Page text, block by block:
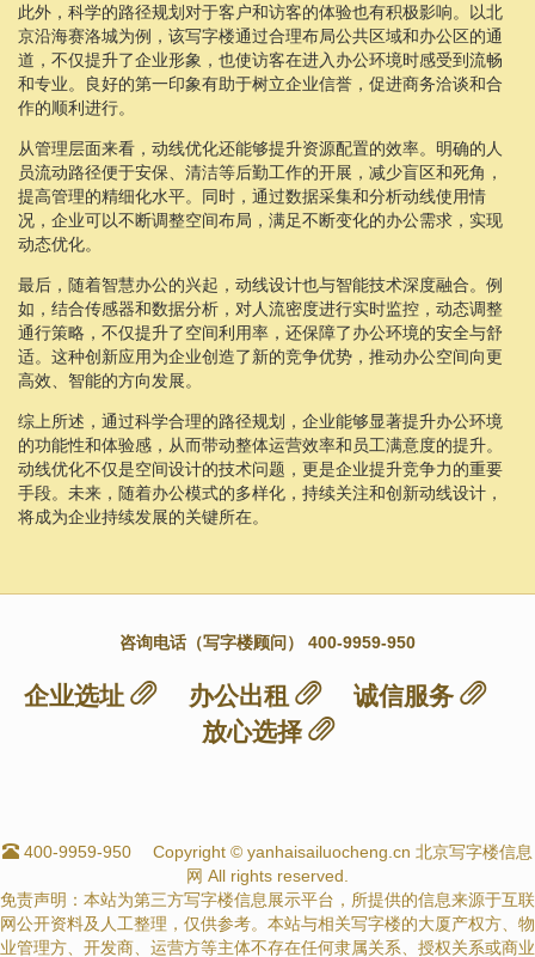
此外，科学的路径规划对于客户和访客的体验也有积极影响。以北
京沿海赛洛城为例，该写字楼通过合理布局公共区域和办公区的通
道，不仅提升了企业形象，也使访客在进入办公环境时感受到流畅
和专业。良好的第一印象有助于树立企业信誉，促进商务洽谈和合
作的顺利进行。
从管理层面来看，动线优化还能够提升资源配置的效率。明确的人
员流动路径便于安保、清洁等后勤工作的开展，减少盲区和死角，
提高管理的精细化水平。同时，通过数据采集和分析动线使用情
况，企业可以不断调整空间布局，满足不断变化的办公需求，实现
动态优化。
最后，随着智慧办公的兴起，动线设计也与智能技术深度融合。例
如，结合传感器和数据分析，对人流密度进行实时监控，动态调整
通行策略，不仅提升了空间利用率，还保障了办公环境的安全与舒
适。这种创新应用为企业创造了新的竞争优势，推动办公空间向更
高效、智能的方向发展。
综上所述，通过科学合理的路径规划，企业能够显著提升办公环境
的功能性和体验感，从而带动整体运营效率和员工满意度的提升。
动线优化不仅是空间设计的技术问题，更是企业提升竞争力的重要
手段。未来，随着办公模式的多样化，持续关注和创新动线设计，
将成为企业持续发展的关键所在。
咨询电话（写字楼顾问） 400-9959-950
企业选址 办公出租
诚信服务
放心选择
400-9959-950
Copyright © yanhaisailuocheng.cn 北京写字楼信息
网 All rights reserved.
免责声明：本站为第三方写字楼信息展示平台，所提供的信息来源于互联
网公开资料及人工整理，仅供参考。本站与相关写字楼的大厦产权方、物
业管理方、开发商、运营方等主体不存在任何隶属关系、授权关系或商业